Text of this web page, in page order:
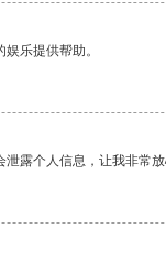
乐提供帮助。
露个人信息，让我非常